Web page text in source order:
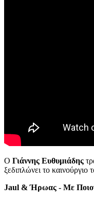
Ο Γιάννης Ευθυμιάδης
ξεδιπλώνει το
Jaul & Ήρωας - Με